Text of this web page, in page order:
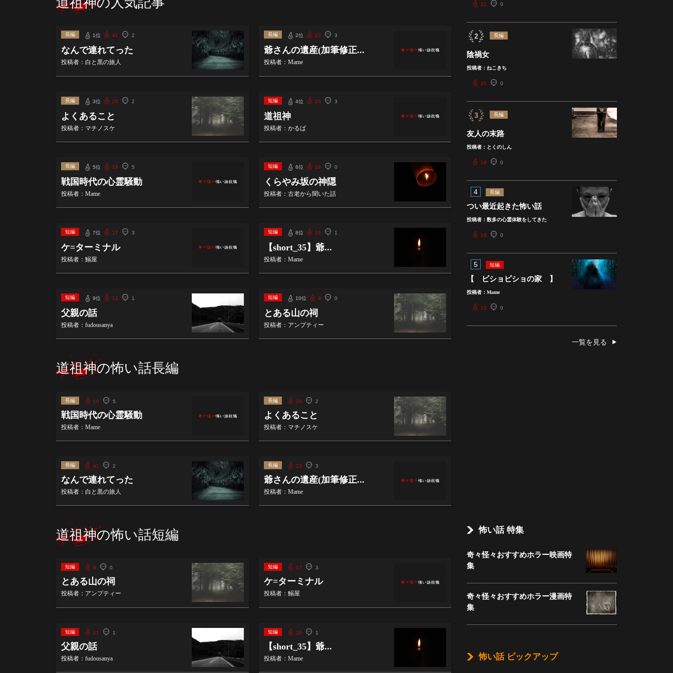
22 0
長編
陰禍女
投稿者：ねこきち
21 0
長編
友人の末路
投稿者：とくのしん
19 0
4 長編
つい最近起きた怖い話
投稿者：数多の心霊体験をしてきた
18 0
5 短編
【 ビショビショの家 】
投稿者：Mame
13 0
一覧を見る
怖い話 特集
奇々怪々おすすめホラー映画特
集
奇々怪々おすすめホラー漫画特
集
怖い話 ピックアップ
長編 1位 41 2
なんで連れてった
投稿者：白と黒の旅人
長編 2位 23 3
爺さんの遺産(加筆修正...
投稿者：Mame
長編 3位 20 2
よくあること
投稿者：マチノスケ
短編 4位 20 3
道祖神
投稿者：かるば
長編 5位 19 5
戦国時代の心霊騒動
投稿者：Mame
短編 6位 19 0
くらやみ坂の神隠
投稿者：古老から聞いた話
短編 7位 17 3
ケ=ターミナル
投稿者：鰯屋
短編 8位 16 1
【short_35】爺...
投稿者：Mame
短編 9位 11 1
父親の話
投稿者：fudousanya
短編 10位 9 0
とある山の祠
投稿者：アンプティー
道祖神の怖い話長編
長編 19 5
戦国時代の心霊騒動
投稿者：Mame
長編 20 2
よくあること
投稿者：マチノスケ
長編 41 2
なんで連れてった
投稿者：白と黒の旅人
長編 23 3
爺さんの遺産(加筆修正...
投稿者：Mame
道祖神の怖い話短編
短編 9 0
とある山の祠
投稿者：アンプティー
短編 17 3
ケ=ターミナル
投稿者：鰯屋
短編 11 1
父親の話
投稿者：fudousanya
短編 16 1
【short_35】爺...
投稿者：Mame